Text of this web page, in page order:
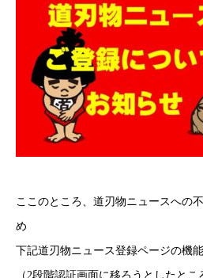
ここのところ、道刃物ニュースへの
め
下記道刃物ニュース登録ページの機
（2段階認証画面に移ろうとしたと